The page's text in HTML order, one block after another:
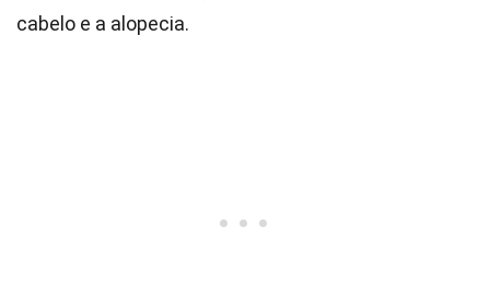
cabelo e a alopecia.